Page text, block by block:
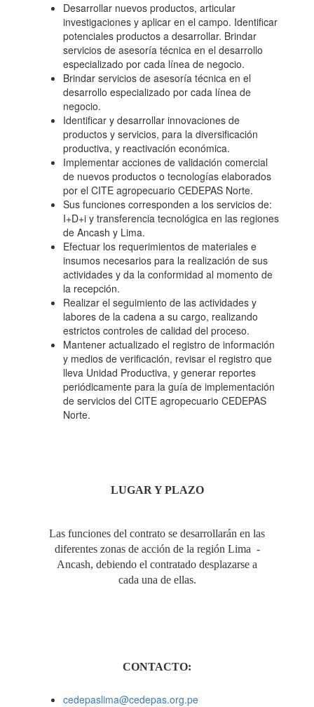
Desarrollar nuevos productos, articular
investigaciones y aplicar en el campo. Identificar
potenciales productos a desarrollar. Brindar
servicios de asesoría técnica en el desarrollo
especializado por cada línea de negocio.
Brindar servicios de asesoría técnica en el
desarrollo especializado por cada línea de
negocio.
Identificar y desarrollar innovaciones de
productos y servicios, para la diversificación
productiva, y reactivación económica.
Implementar acciones de validación comercial
de nuevos productos o tecnologías elaborados
por el CITE agropecuario CEDEPAS Norte.
Sus funciones corresponden a los servicios de:
I+D+i y transferencia tecnológica en las regiones
de Ancash y Lima.
Efectuar los requerimientos de materiales e
insumos necesarios para la realización de sus
actividades y da la conformidad al momento de
la recepción.
Realizar el seguimiento de las actividades y
labores de la cadena a su cargo, realizando
estrictos controles de calidad del proceso.
Mantener actualizado el registro de información
y medios de verificación, revisar el registro que
lleva Unidad Productiva, y generar reportes
periódicamente para la guía de implementación
de servicios del CITE agropecuario CEDEPAS
Norte.
LUGAR Y PLAZO
Las funciones del contrato se desarrollarán en las
diferentes zonas de acción de la región Lima -
Ancash, debiendo el contratado desplazarse a
cada una de ellas.
CONTACTO:
cedepaslima@cedepas.org.pe